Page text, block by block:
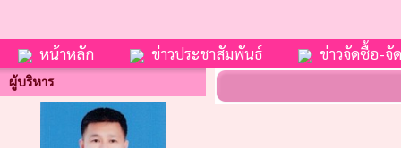
หน้าหลัก ข่าวประชาสัมพันธ์ ข่าวจัดซื้อ-จั
ผู้บริหาร